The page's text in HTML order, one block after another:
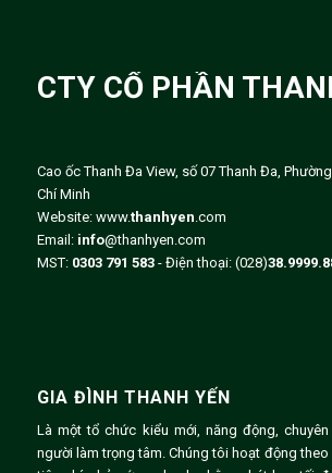
CTY CỔ PHẦN
Cao ốc Thanh Đa View, số 07 Thanh Đa, Phường
Chí Minh
Website: www.thanhyen.com
Email: info@thanhyen.com
MST: 0303 791 583- Điện thoại: (028)
GIA ĐÌNH THANH YẾN
Là một tổ chức kiểu mới, năng động,
người làm trọng tâm. Chúng tôi hoạt động theo